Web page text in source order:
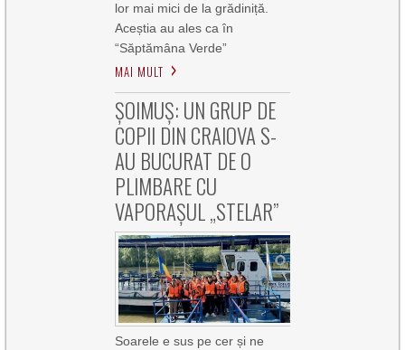
lor mai mici de la grădiniță.
Aceștia au ales ca în
“Săptămâna Verde”
MAI MULT
ȘOIMUȘ: UN GRUP DE
COPII DIN CRAIOVA S-
AU BUCURAT DE O
PLIMBARE CU
VAPORAȘUL „STELAR”
Soarele e sus pe cer și ne